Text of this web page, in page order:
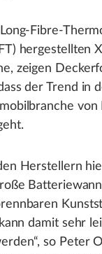
Fibre-
hergestellten
zeigen
der Trend in
von
Herstellern
damit sehr
so Peter